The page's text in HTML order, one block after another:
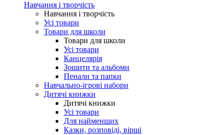
Навчання і творчість
Навчання і творчість
Усі товари
Товари для школи
Товари для школи
Усі товари
Канцелярія
Зошити та альбоми
Пенали та папки
Навчально-ігрові набори
Дитячі книжки
Дитячі книжки
Усі товари
Для найменших
Казки, розповіді, вірші